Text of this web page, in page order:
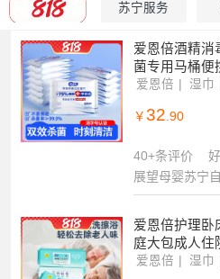
苏宁服务
重选
重选
爱恩倍酒精消
菌专用马桶便
爱恩倍 湿巾
￥ 32.90
40+条评价
展望母婴苏宁
爱恩倍护理卧
庭大包成人住
爱恩倍 湿巾